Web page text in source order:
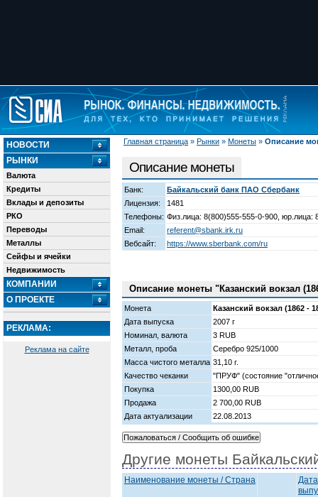
Главная страница » Рынки » Монеты » Описание
НОВОСТИ
РЫНКИ
Валюта
Кредиты
Вклады и депозиты
РКО
Переводы
Металлы
Сейфы и ячейки
Недвижимость
КОМПАНИИ
О ПРОЕКТЕ
РЕКЛАМА:
Реклама на сайте
Описание монеты
Банк:
Байкальский банк ПАО Сбербанк
Лицензия:
1481
Телефоны: Физ.лица: 8(800)555-555-0-900, юр.лица:
Email:
referent@sbank.irk.ru
Вебсайт:
https://www.sberbank.com/ru
Описание монеты "Казанский вокзал
Монета
Казанский вокзал (1862 -
Дата выпуска
2007 г
Номинал, валюта
3 RUB
Металл, проба
Серебро 925/1000
Масса чистого металла 31,10 г.
Качество чеканки
"ПРУФ" (состояние
Покупка
1300,00 RUB
Продажа
2 700,00 RUB
Дата актуализации
22.08.2013
Другие монеты
Наименование монеты / Страна
Дата